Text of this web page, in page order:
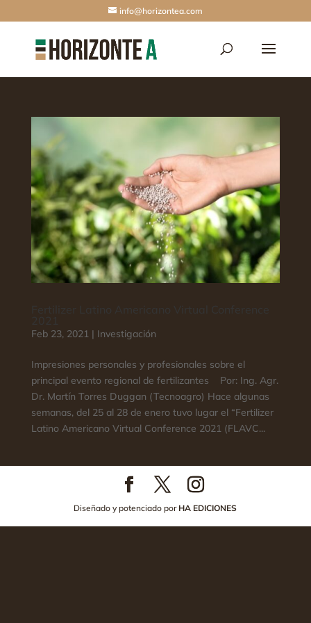
info@horizontea.com
Feb 23, 2021| Investigación
Impresiones personales y profesionales sobre el
principal evento regional de fertilizantes Por: Ing. Agr.
Dr. Martín Torres Duggan (Tecnoagro) Hace algunas
semanas, del 25 al 28 de enero tuvo lugar el “Fertilizer
Latino Americano Virtual Conference 2021 (FLAVC...
Diseñado y potenciado por HA EDICIONES